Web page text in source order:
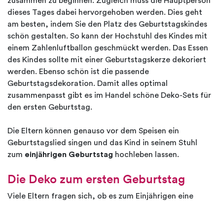
dieses Tages dabei hervorgehoben werden. Dies geht
am besten, indem Sie den Platz des Geburtstagskindes
schön gestalten. So kann der Hochstuhl des Kindes mit
einem Zahlenluftballon geschmückt werden. Das Essen
des Kindes sollte mit einer Geburtstagskerze dekoriert
werden. Ebenso schön ist die passende
Geburtstagsdekoration. Damit alles optimal
zusammenpasst gibt es im Handel schöne Deko-Sets für
den ersten Geburtstag.
Die Eltern können genauso vor dem Speisen ein
Geburtstagslied singen und das Kind in seinem Stuhl
zum einjährigen Geburtstag hochleben lassen.
Die Deko zum ersten Geburtstag
Viele Eltern fragen sich, ob es zum Einjährigen eine